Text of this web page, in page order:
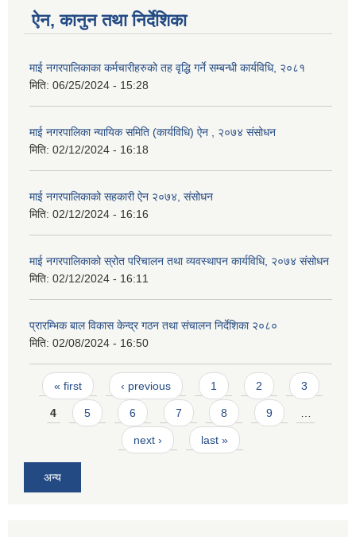
ऐन, कानुन तथा निर्देशिका
माई नगरपालिकाका कर्मचारीहरुको तह वृद्धि गर्ने सम्बन्धी कार्यविधि, २०८१
मिति: 06/25/2024 - 15:28
माई नगरपालिका न्यायिक समिति (कार्यविधि) ऐन , २०७४ संसोधन
मिति: 02/12/2024 - 16:18
माई नगरपालिकाको सहकारी ऐन २०७४, संसोधन
मिति: 02/12/2024 - 16:16
माई नगरपालिकाको स्रोत परिचालन तथा व्यवस्थापन कार्यविधि, २०७४ संसोधन
मिति: 02/12/2024 - 16:11
प्रारम्भिक बाल विकास केन्द्र गठन तथा संचालन निर्देशिका २०८०
मिति: 02/08/2024 - 16:50
Pages
« first ‹ previous 1 2 3
4 5 6 7 8 9 …
next › last »
अन्य